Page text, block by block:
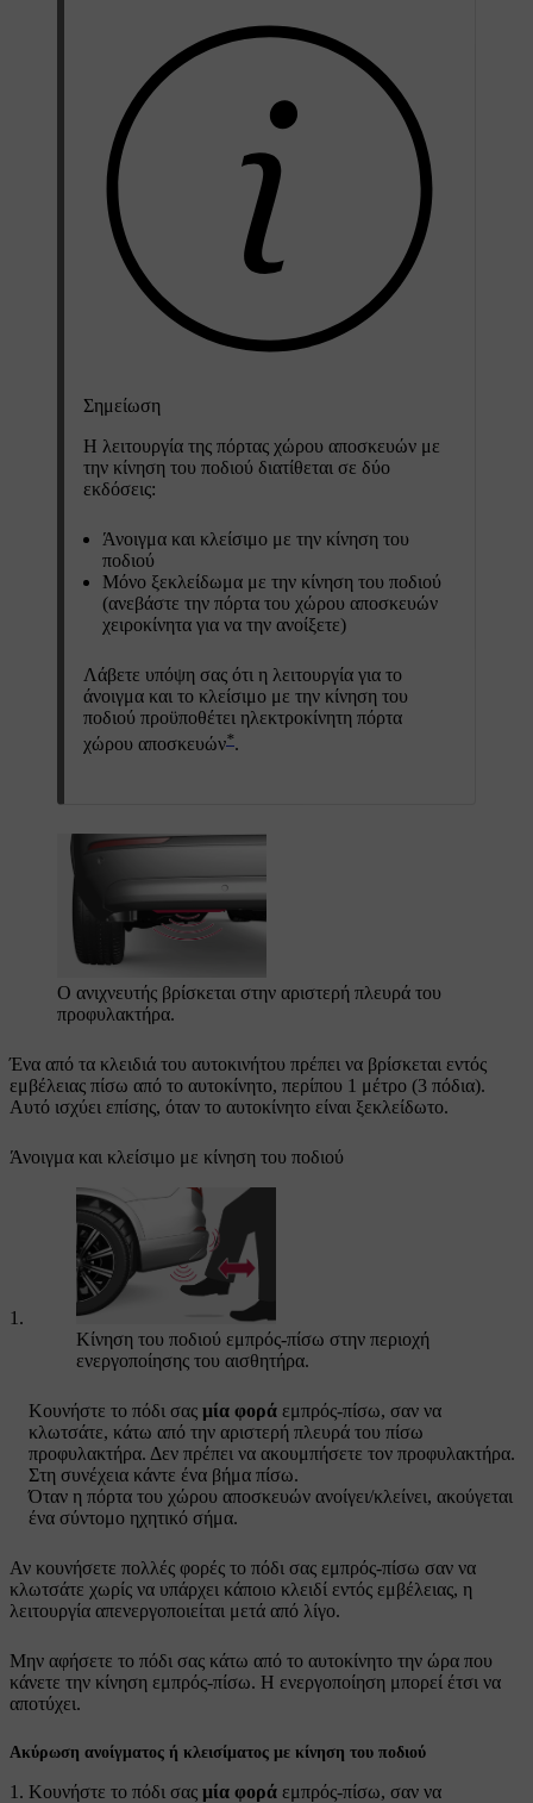
Σημείωση
Η λειτουργία της πόρτας χώρου αποσκευών με
την κίνηση του ποδιού διατίθεται σε δύο
εκδόσεις:
Άνοιγμα και κλείσιμο με την κίνηση του
ποδιού
Μόνο ξεκλείδωμα με την κίνηση του ποδιού
(ανεβάστε την πόρτα του χώρου αποσκευών
χειροκίνητα για να την ανοίξετε)
Λάβετε υπόψη σας ότι η λειτουργία για το
άνοιγμα και το κλείσιμο με την κίνηση του
ποδιού προϋποθέτει ηλεκτροκίνητη πόρτα
χώρου αποσκευών*.
Ο ανιχνευτής βρίσκεται στην αριστερή πλευρά του
προφυλακτήρα.
Ένα από τα κλειδιά του αυτοκινήτου πρέπει να βρίσκεται εντός
εμβέλειας πίσω από το αυτοκίνητο, περίπου 1 μέτρο (3 πόδια).
Αυτό ισχύει επίσης, όταν το αυτοκίνητο είναι ξεκλείδωτο.
Άνοιγμα και κλείσιμο με κίνηση του ποδιού
Κίνηση του ποδιού εμπρός-πίσω στην περιοχή
ενεργοποίησης του αισθητήρα.
Κουνήστε το πόδι σας μία φορά εμπρός-πίσω, σαν να
κλωτσάτε, κάτω από την αριστερή πλευρά του πίσω
προφυλακτήρα. Δεν πρέπει να ακουμπήσετε τον προφυλακτήρα.
Στη συνέχεια κάντε ένα βήμα πίσω.
Όταν η πόρτα του χώρου αποσκευών ανοίγει/κλείνει, ακούγεται
ένα σύντομο ηχητικό σήμα.
Αν κουνήσετε πολλές φορές το πόδι σας εμπρός-πίσω σαν να
κλωτσάτε χωρίς να υπάρχει κάποιο κλειδί εντός εμβέλειας, η
λειτουργία απενεργοποιείται μετά από λίγο.
Μην αφήσετε το πόδι σας κάτω από το αυτοκίνητο την ώρα που
κάνετε την κίνηση εμπρός-πίσω. Η ενεργοποίηση μπορεί έτσι να
αποτύχει.
Ακύρωση ανοίγματος ή κλεισίματος με κίνηση του ποδιού
Κουνήστε το πόδι σας μία φορά εμπρός-πίσω, σαν να